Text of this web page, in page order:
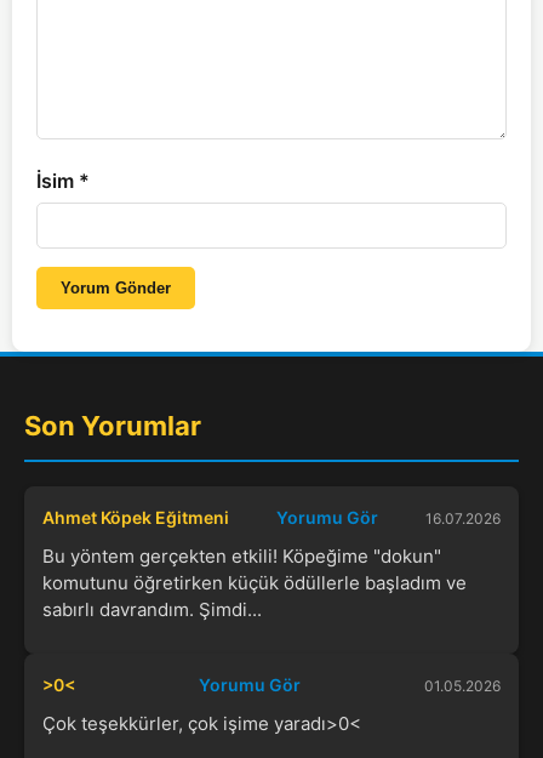
İsim *
Yorum Gönder
Son Yorumlar
Ahmet Köpek Eğitmeni Yorumu Gör 16.07.2026
Bu yöntem gerçekten etkili! Köpeğime "dokun"
komutunu öğretirken küçük ödüllerle başladım ve
sabırlı davrandım. Şimdi...
>0< Yorumu Gör 01.05.2026
Çok teşekkürler, çok işime yaradı>0<